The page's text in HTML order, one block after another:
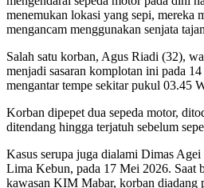
menemukan lokasi yang sepi, mereka
mengancam menggunakan senjata
Salah satu korban, Agus Riadi (32),
menjadi sasaran komplotan ini pada
mengantar tempe sekitar pukul 03.45
Korban dipepet dua sepeda motor,
ditendang hingga terjatuh sebelum
Kasus serupa juga dialami Dimas
Lima Kebun, pada 17 Mei 2026. Saat
kawasan KIM Mabar, korban diadang